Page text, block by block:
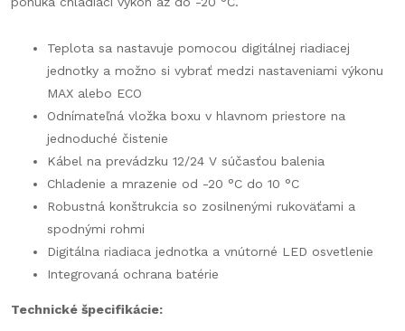
Teplota sa nastavuje pomocou digitálnej riadiacej
jednotky a možno si vybrať medzi nastaveniami výkonu
MAX alebo ECO
Odnímateľná vložka boxu v hlavnom priestore na
jednoduché čistenie
Kábel na prevádzku 12/24 V súčasťou balenia
Chladenie a mrazenie od -20 °C do 10 °C
Robustná konštrukcia so zosilnenými rukoväťami a
spodnými rohmi
Digitálna riadiaca jednotka a vnútorné LED osvetlenie
Integrovaná ochrana batérie
Technické špecifikácie: